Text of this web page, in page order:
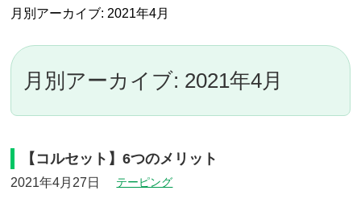
月別アーカイブ: 2021年4月
月別アーカイブ: 2021年4月
【コルセット】6つのメリット
2021年4月27日 テーピング